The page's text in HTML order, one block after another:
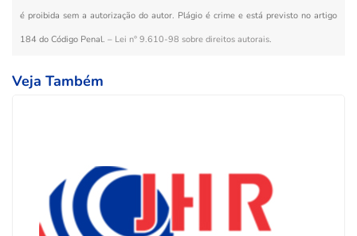
é proibida sem a autorização do autor. Plágio é crime e está previsto no artigo
184 do Código Penal. – Lei n° 9.610-98 sobre direitos autorais.
Veja Também